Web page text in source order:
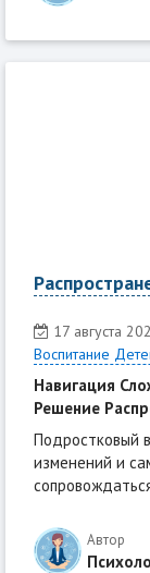
17 августа
Воспитание
Навигация
Решение
Подростковый
изменений и
Автор